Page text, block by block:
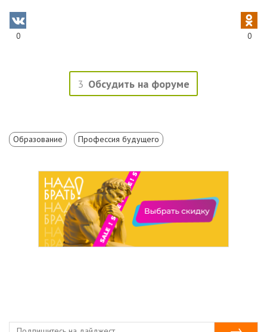
0 0
3 Обсудить на форуме
Образование Профессия будущего